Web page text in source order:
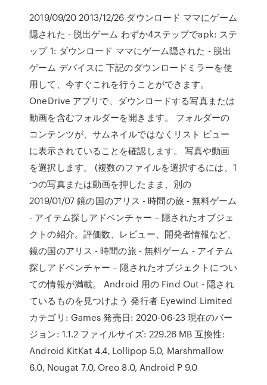
2019/09/20 2013/12/26 ダウンロード ママにゲーム
隠された - 脱出ゲーム わずか4ステップでapk: ステ
ップ 1: ダウンロード ママにゲーム隠された - 脱出
ゲーム デバイスに 下記のダウンロードミラーを使
用して、今すぐこれを行うことができます。
OneDrive アプリで、ダウンロードする写真または
動画を含むフォルダーを開きます。 フォルダーの
コンテンツが、サムネイルではなくリスト ビュー
に表示されていることを確認します。 写真や動画
を選択します。 (複数のファイルを選択するには、1
つの写真または動画を押したまま、別の
2019/01/07 鏡の国のアリス - 時間の旅 - 無料ゲーム
- アイテム探しアドベンチャー – 隠されたオブジェ
クトの紹介。評価数、レビュー、開発者情報など、
鏡の国のアリス - 時間の旅 - 無料ゲーム - アイテム
探しアドベンチャー – 隠されたオブジェクトについ
ての情報が満載。 Android 用の Find Out - 隠され
ているものを見つけよう 発行者 Eyewind Limited
カテゴリ: Games 発売日: 2020-06-23 現在のバー
ジョン: 1.1.2 ファイルサイズ: 229.26 MB 互換性:
Android KitKat 4.4, Lollipop 5.0, Marshmallow
6.0, Nougat 7.0, Oreo 8.0, Android P 9.0